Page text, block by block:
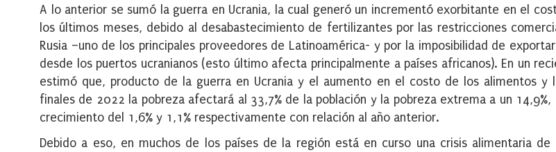
A lo anterior se sumó la guerra en Ucrania, la cual generó un incrementó exorbitante en el
los últimos meses, debido al desabastecimiento de fertilizantes por las restricciones
Rusia –uno de los principales proveedores de Latinoamérica- y por la imposibilidad de
desde los puertos ucranianos (esto último afecta principalmente a países africanos). En un
estimó que, producto de la guerra en Ucrania y el aumento en el costo de los alimentos y
finales de 2022 la pobreza afectará al 33,7% de la población y la pobreza extrema a un 14,9%,
crecimiento del 1,6% y 1,1% respectivamente con relación al año anterior.
Debido a eso, en muchos de los países de la región está en curso una crisis alimentaria de